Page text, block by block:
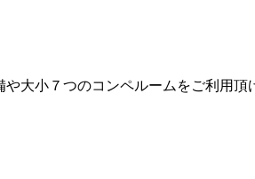
大小７つのコンペルームをご利用頂